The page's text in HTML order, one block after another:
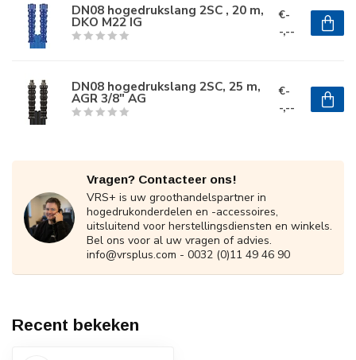
DN08 hogedrukslang 2SC , 20 m,
DKO M22 IG
€-
-,--
DN08 hogedrukslang 2SC, 25 m,
AGR 3/8" AG
€-
-,--
Vragen? Contacteer ons!
VRS+ is uw groothandelspartner in
hogedrukonderdelen en -accessoires,
uitsluitend voor herstellingsdiensten en winkels.
Bel ons voor al uw vragen of advies.
info@vrsplus.com - 0032 (0)11 49 46 90
Recent bekeken